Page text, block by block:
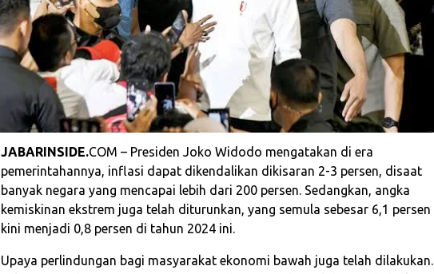
JABARINSIDE.COM – Presiden Joko Widodo mengatakan di era
pemerintahannya, inflasi dapat dikendalikan dikisaran 2-3 persen, disaat
banyak negara yang mencapai lebih dari 200 persen. Sedangkan, angka
kemiskinan ekstrem juga telah diturunkan, yang semula sebesar 6,1 persen
kini menjadi 0,8 persen di tahun 2024 ini.
Upaya perlindungan bagi masyarakat ekonomi bawah juga telah dilakukan.